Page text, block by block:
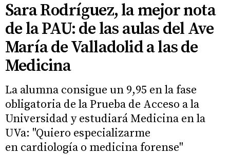
Sara Rodríguez, la mejor nota
de la PAU: de las aulas del Ave
María de Valladolid a las de
Medicina
La alumna consigue un 9,95 en la fase
obligatoria de la Prueba de Acceso a la
Universidad y estudiará Medicina en la
UVa: "Quiero especializarme
en cardiología o medicina forense"